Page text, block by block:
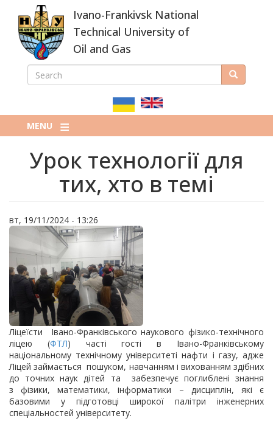
main
content
Ivano-Frankivsk National
Technical University of
Oil and Gas
ПОШУКОВА
SEARCH Search
MENU
Урок технології для
тих, хто в темі
вт, 19/11/2024 - 13:26
Ліцеїсти Івано-Франківського наукового фізико-технічного
ліцею (ФТЛ) часті гості в Івано-Франківському
національному технічному університеті нафти і газу, адже
Ліцей займається пошуком, навчанням і вихованням здібних
до точних наук дітей та забезпечує поглиблені знання
з фізики, математики, інформатики – дисциплін, які є
базовими у підготовці широкої палітри інженерних
спеціальностей університету.